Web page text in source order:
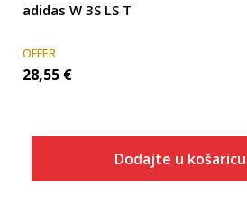
adidas W 3S LS T
OFFER
28,55 €
Dodajte u košaricu